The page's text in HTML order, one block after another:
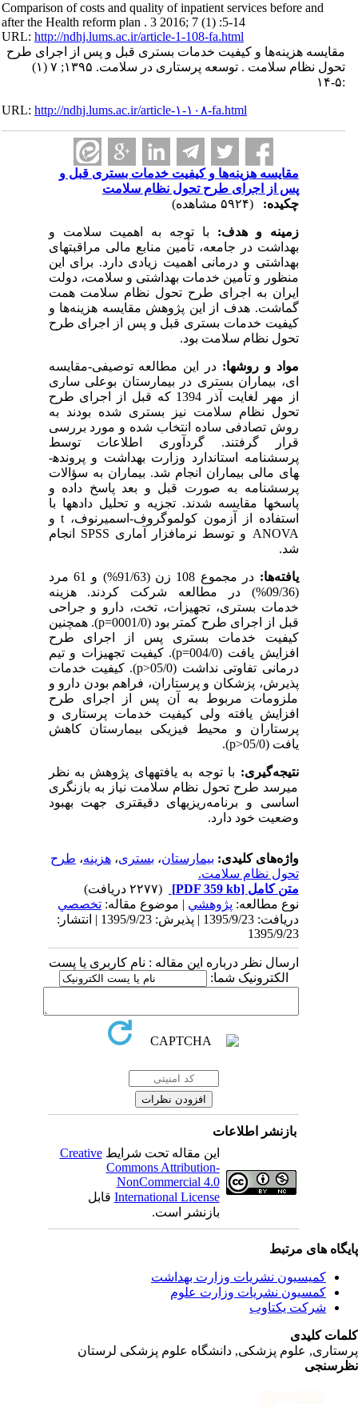
Comparison of costs and quality of inpatient services before and
after the Health reform plan . 3 2016; 7 (1) :5-14
URL:http://ndhj.lums.ac.ir/article-1-108-fa.html
مقایسه هزینه‌ها و کیفیت خدمات بستری قبل و پس از اجرای طرح
تحول نظام سلامت . توسعه پرستاری در سلامت. ۱۳۹۵; ۷ (۱)
URL:http://ndhj.lums.ac.ir/article-۱-۱۰۸-fa.html
مقایسه هزینه‌ها و کیفیت خدمات بستری قبل و
پس از اجرای طرح تحول نظام سلامت
چکیده:
زمینه و هدف:با توجه به اهمیت سلامت و
بهداشت در جامعه، تأمین منابع مالی مراقبت­های
بهداشتی و درمانی اهمیت زیادی دارد. برای این
منظور و تأمین خدمات بهداشتی و سلامت، دولت
ایران به اجرای طرح تحول نظام سلامت همت
گماشت. هدف از این پژوهش مقایسه هزینه­‌ها و
کیفیت خدمات بستری قبل و پس از اجرای طرح
تحول نظام سلامت بود.
مواد و روش­ها:در این مطالعه توصیفی-مقایسه­‌
ای، بیماران بستری در بیمارستان بوعلی ساری
از مهر لغایت آذر 1394 که قبل از اجرای طرح
تحول نظام سلامت نیز بستری شده بودند به
روش تصادفی ساده انتخاب شده و مورد بررسی
قرار گرفتند. گردآوری اطلاعات توسط
پرسشنامه استاندارد وزارت بهداشت و پرونده­
های مالی بیماران انجام شد. بیماران به سؤالات
پرسشنامه به صورت قبل و بعد پاسخ داده و
پاسخ­ها مقایسه شدند. تجزیه و تحلیل داده­ها با
استفاده از آزمون کولموگروف-اسمیرنوف،t و
ANOVAو توسط نرم­افزار آماریSPSSانجام
شد.
یافته­‌ها:
در مجموع 108 زن (91/63%) و 61 مرد
(09/36%) در مطالعه شرکت کردند. هزینه
خدمات بستری، تجهیزات، تخت، دارو و جراحی
قبل از اجرای طرح کمتر بود (0001/0=
p). همچنین
کیفیت خدمات بستری پس از اجرای طرح
افزایش یافت (004/0=
p). کیفیت تجهیزات و تیم
درمانی تفاوتی نداشت (05/0<
p). کیفیت خدمات
پذیرش، پزشکان و پرستاران، فراهم بودن دارو و
ملزومات مربوط به آن پس از اجرای طرح
افزایش یافته ولی کیفیت خدمات پرستاری و
پرستاران و محیط فیزیکی بیمارستان کاهش
یافت (05/0<
p
).
نتیجه­‌گیری:با توجه به یافته­های پژوهش به نظر
می­رسد طرح تحول نظام سلامت نیاز به بازنگری
اساسی و برنامه­‌ریزی­های دقیق­تری جهت بهبود
وضعیت خود دارد.
واژه‌های کلیدی:بیمارستان،بستری،هزینه­،طرح
تحول نظام سلامت.
متن کامل[PDF 359 kb]
نوع مطالعه:پژوهشي| موضوع مقاله:تخصصي
دریافت: 1395/9/23 | پذیرش: 1395/9/23 | انتشار:
1395/9/23
ارسال نظر درباره این مقاله : نام کاربری یا پست
الکترونیک شما:
بازنشر اطلاعات
این مقاله تحت شرایطCreative
Commons Attribution-
NonCommercial 4.0
International Licenseقابل
بازنشر است.
های مرتبط
کمیسیون نشریات وزارت بهداشت
کمسیون نشریات وزارت علوم
شرکت یکتاوب
کلیدی
علوم پزشکی, دانشگاه علوم پزشکی لرستان